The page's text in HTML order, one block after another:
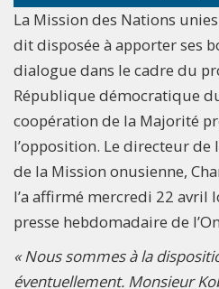
La Mission des Nations
dit disposée à apporter ses
dialogue dans le cadre du
République démocratique
coopération de la Majorité
l’opposition. Le directeur
de la Mission onusienne,
l’a affirmé mercredi 22 avril
presse hebdomadaire de
« Nous sommes à la
éventuellement. Monsieur